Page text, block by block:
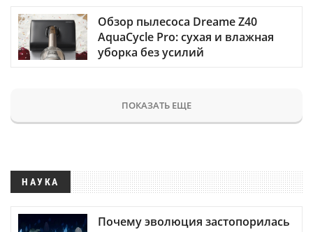
Обзор пылесоса Dreame Z40
AquaCycle Pro: сухая и влажная
уборка без усилий
ПОКАЗАТЬ ЕЩЕ
НАУКА
Почему эволюция застопорилась